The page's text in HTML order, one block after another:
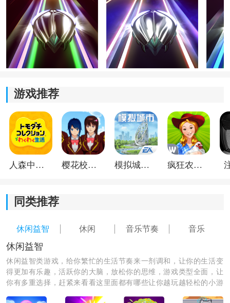
2、不同场景会带来新的关卡内容和障碍设计，闯关时要
注意观察路线变化，及时应对场景中的挑战。
游戏推荐
人森中文版 樱花校园模拟器1.048.00中文版 模拟城市我是巿长联机版 疯狂农场3美国派19
同类推荐
休闲益智 休闲 音乐节奏 音乐
休闲益智
休闲益智类游戏，给你繁忙的生活节奏来一剂调和，让你的生活变
得更加有乐趣，活跃你的大脑，放松你的思维，游戏类型全面，让
你有多重选择，赶紧来看看这里面都有哪些让你越玩越轻松的小游